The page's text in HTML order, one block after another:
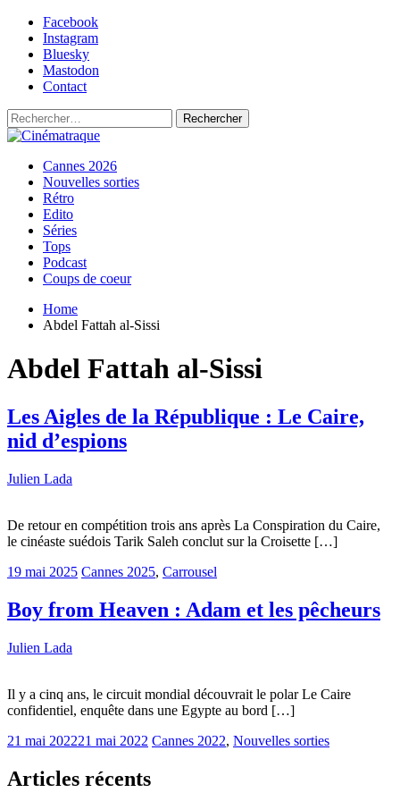
Skip
content
Facebook
Instagram
Bluesky
Mastodon
Contact
Rechercher :
Cinématraque
Si on avait du talent, on ferait des films
Primary
Menu
Cannes 2026
Nouvelles sorties
Rétro
Edito
Séries
Tops
Podcast
Coups de coeur
Home
Abdel Fattah al-Sissi
Abdel Fattah al-Sissi
Les Aigles de la République : Le Caire,
nid d’espions
Julien Lada
De retour en compétition trois ans après La Conspiration du Caire,
le cinéaste suédois Tarik Saleh conclut sur la Croisette […]
19 mai 2025 Cannes 2025, Carrousel
Boy from Heaven : Adam et les pêcheurs
Julien Lada
Il y a cinq ans, le circuit mondial découvrait le polar Le Caire
confidentiel, enquête dans une Egypte au bord […]
21 mai 202221 mai 2022 Cannes 2022, Nouvelles sorties
Articles récents